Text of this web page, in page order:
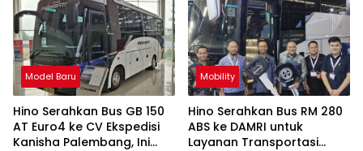
Model Baru
Hino Serahkan Bus GB 150
AT Euro4 ke CV Ekspedisi
Kanisha Palembang, Ini
Mobility
Hino Serahkan Bus RM 280
ABS ke DAMRI untuk
Layanan Transportasi